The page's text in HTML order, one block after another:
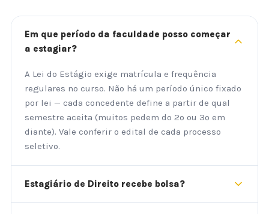
Em que período da faculdade posso começar
a estagiar?
A Lei do Estágio exige matrícula e frequência
regulares no curso. Não há um período único fixado
por lei — cada concedente define a partir de qual
semestre aceita (muitos pedem do 2º ou 3º em
diante). Vale conferir o edital de cada processo
seletivo.
Estagiário de Direito recebe bolsa?